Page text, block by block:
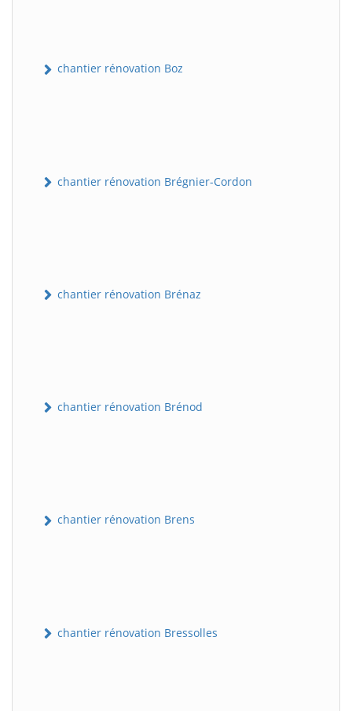
chantier rénovation Boz
chantier rénovation Brégnier-Cordon
chantier rénovation Brénaz
chantier rénovation Brénod
chantier rénovation Brens
chantier rénovation Bressolles